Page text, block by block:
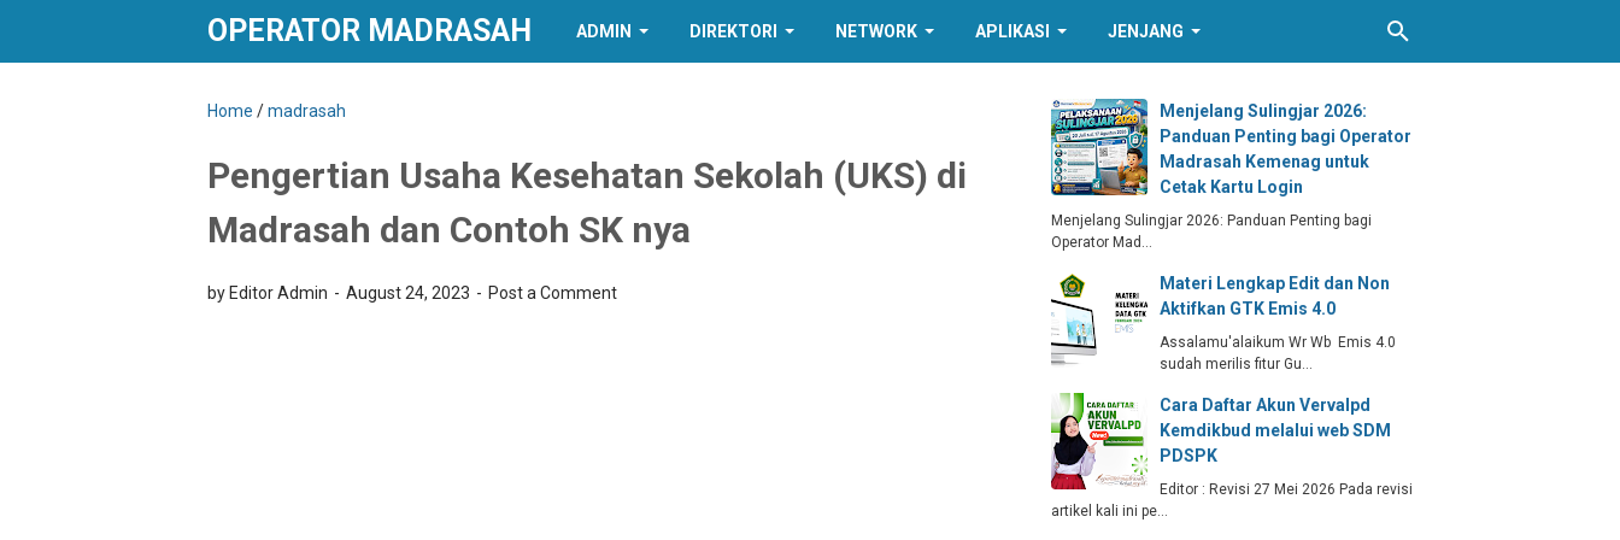
OPERATOR MADRASAH ADMIN DIREKTORI NETWORK APLIKASI JENJANG
Home /madrasah
Pengertian Usaha Kesehatan Sekolah (UKS) di
Madrasah dan Contoh SK nya
by Editor Admin August 24, 2023 Post a Comment
Menjelang Sulingjar 2026:
Panduan Penting bagi Operator
Madrasah Kemenag untuk
Cetak Kartu Login
Menjelang Sulingjar 2026: Panduan Penting bagi
Operator Mad…
Materi Lengkap Edit dan Non
Aktifkan GTK Emis 4.0
Assalamu'alaikum Wr Wb Emis 4.0
sudah merilis fitur Gu…
Cara Daftar Akun Vervalpd
Kemdikbud melalui web SDM
PDSPK
Editor : Revisi 27 Mei 2026 Pada revisi
artikel kali ini pe…